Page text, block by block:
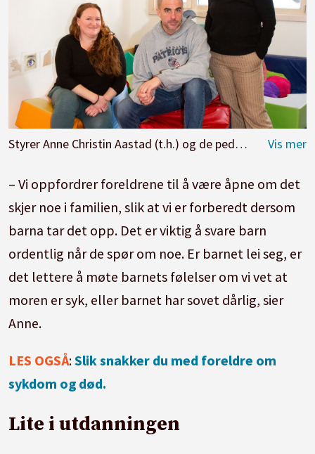
Styrer Anne Christin Aastad (t.h.) og de pedagogiske lederne Vincent Titone og Anne Kvaale i Bjerkedalen barnehage oppfordrer foreldrene til å være åpne om det skjer noe i familien, slik at de er forberedt og kan svare barna dersom de tar det opp.
– Vi oppfordrer foreldrene til å være åpne om det
skjer noe i familien, slik at vi er forberedt dersom
barna tar det opp. Det er viktig å svare barn
ordentlig når de spør om noe. Er barnet lei seg, er
det lettere å møte barnets følelser om vi vet at
moren er syk, eller barnet har sovet dårlig, sier
Anne.
LES OGSÅ:Slik snakker du med foreldre om
sykdom og død.
Lite i utdanningen